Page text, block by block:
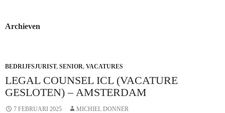
Archieven
BEDRIJFSJURIST, SENIOR, VACATURES
LEGAL COUNSEL ICL (VACATURE
GESLOTEN) – AMSTERDAM
7 FEBRUARI 2025 MICHIEL DONNER